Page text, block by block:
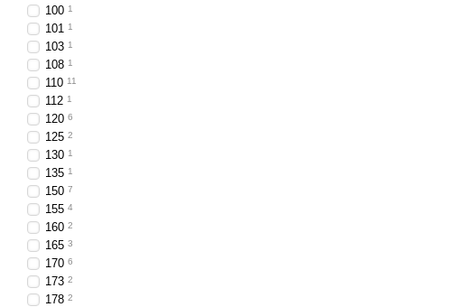
100 1
101 1
103 1
108 1
110 11
112 1
120 6
125 2
130 1
135 1
150 7
155 4
160 2
165 3
170 6
173 2
178 2